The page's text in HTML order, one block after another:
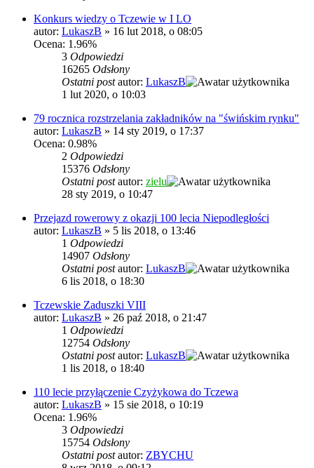
Konkurs wiedzy o Tczewie w I LO
autor: LukaszB » 16 lut 2018, o 08:05
Ocena: 1.96%
3 Odpowiedzi
16265 Odsłony
Ostatni postautor: LukaszB
1 lut 2020, o 10:03
79 rocznica rozstrzelania zakładników na "świńskim rynku"
autor: LukaszB » 14 sty 2019, o 17:37
Ocena: 0.98%
2 Odpowiedzi
15376 Odsłony
Ostatni postautor: zielu
28 sty 2019, o 10:47
Przejazd rowerowy z okazji 100 lecia Niepodległości
autor: LukaszB » 5 lis 2018, o 13:46
1 Odpowiedzi
14907 Odsłony
Ostatni postautor: LukaszB
6 lis 2018, o 18:30
Tczewskie Zaduszki VIII
autor: LukaszB » 26 paź 2018, o 21:47
1 Odpowiedzi
12754 Odsłony
Ostatni postautor: LukaszB
1 lis 2018, o 18:40
110 lecie przyłączenie Czyżykowa do Tczewa
autor: LukaszB » 15 sie 2018, o 10:19
Ocena: 1.96%
3 Odpowiedzi
15754 Odsłony
Ostatni postautor: ZBYCHU